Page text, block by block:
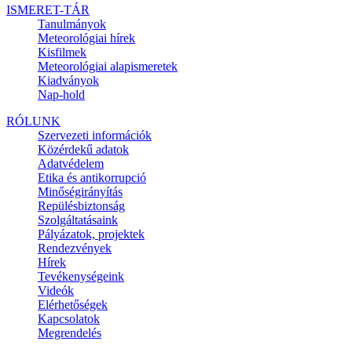
ISMERET-TÁR
Tanulmányok
Meteorológiai hírek
Kisfilmek
Meteorológiai alapismeretek
Kiadványok
Nap-hold
RÓLUNK
Szervezeti információk
Közérdekű adatok
Adatvédelem
Etika és antikorrupció
Minőségirányítás
Repülésbiztonság
Szolgáltatásaink
Pályázatok, projektek
Rendezvények
Hírek
Tevékenységeink
Videók
Elérhetőségek
Kapcsolatok
Megrendelés